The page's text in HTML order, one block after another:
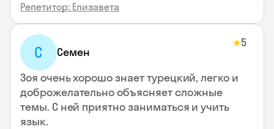
Репетитор: Елизавета
С Семен
★5
Зоя очень хорошо знает турецкий, легко и
доброжелательно объясняет сложные
темы. С ней приятно заниматься и учить
язык.